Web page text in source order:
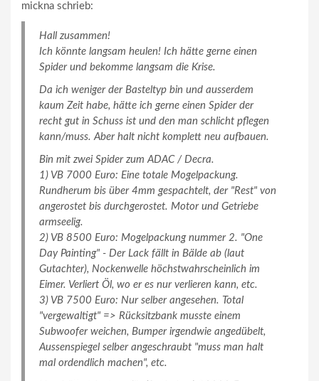
mickna schrieb:
Hall zusammen!
Ich könnte langsam heulen! Ich hätte gerne einen
Spider und bekomme langsam die Krise.
Da ich weniger der Basteltyp bin und ausserdem
kaum Zeit habe, hätte ich gerne einen Spider der
recht gut in Schuss ist und den man schlicht pflegen
kann/muss. Aber halt nicht komplett neu aufbauen.
Bin mit zwei Spider zum ADAC / Decra.
1) VB 7000 Euro: Eine totale Mogelpackung.
Rundherum bis über 4mm gespachtelt, der "Rest" von
angerostet bis durchgerostet. Motor und Getriebe
armseelig.
2) VB 8500 Euro: Mogelpackung nummer 2. "One
Day Painting" - Der Lack fällt in Bälde ab (laut
Gutachter), Nockenwelle höchstwahrscheinlich im
Eimer. Verliert Öl, wo er es nur verlieren kann, etc.
3) VB 7500 Euro: Nur selber angesehen. Total
"vergewaltigt" => Rücksitzbank musste einem
Subwoofer weichen, Bumper irgendwie angedübelt,
Aussenspiegel selber angeschraubt "muss man halt
mal ordendlich machen", etc.